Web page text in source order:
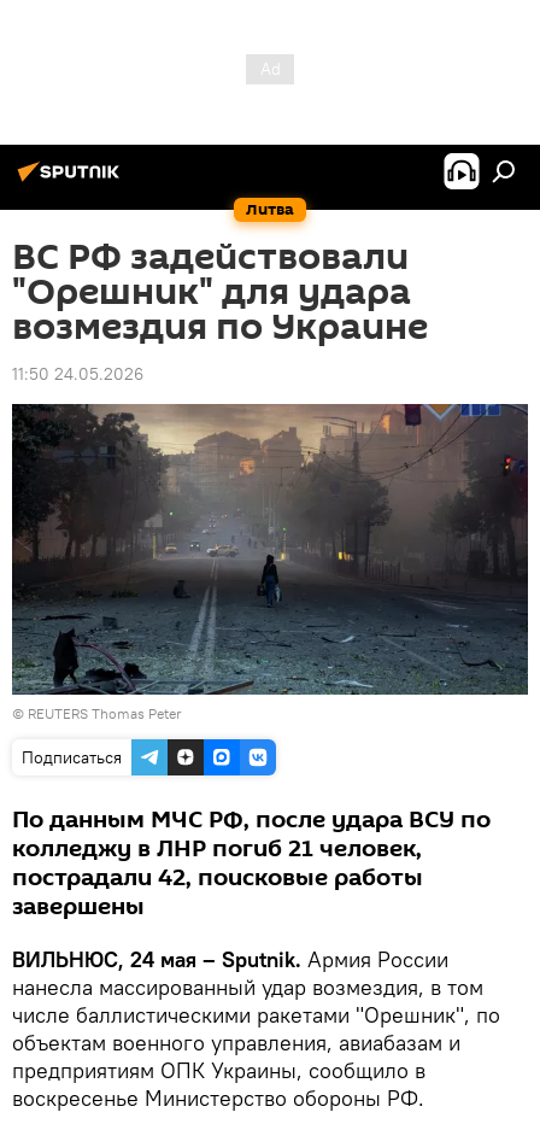
Литва
ВС РФ задействовали
"Орешник" для удара
возмездия по Украине
11:50 24.05.2026
© REUTERS Thomas Peter
Подписаться
По данным МЧС РФ, после удара ВСУ по
колледжу в ЛНР погиб 21 человек,
пострадали 42, поисковые работы
завершены
ВИЛЬНЮС, 24 мая – Sputnik. Армия России
нанесла массированный удар возмездия, в том
числе баллистическими ракетами "Орешник", по
объектам военного управления, авиабазам и
предприятиям ОПК Украины, сообщило в
воскресенье Министерство обороны РФ.